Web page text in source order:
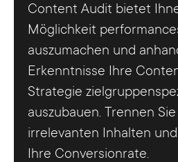
Content Audit bietet
Möglichkeit
auszumachen und
Erkenntnisse Ihre
Strategie
auszubauen. Trennen
irrelevanten Inhalten
Ihre Conversionrate.